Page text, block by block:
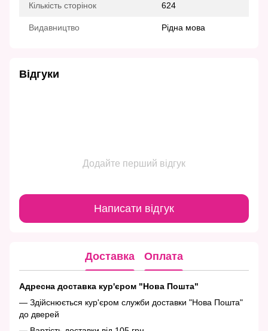
Кількість сторінок 624
Видавництво Рідна мова
Відгуки
Додайте перший відгук
Написати відгук
Доставка Оплата
Адресна доставка кур'єром "Нова Пошта"
— Здійснюється кур'єром служби доставки "Нова Пошта"
до дверей